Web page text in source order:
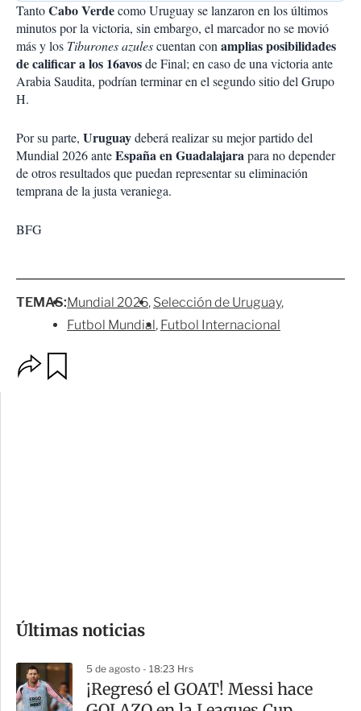
TantoCabo Verdecomo Uruguay se lanzaron en los últimos
minutos por la victoria, sin embargo, el marcador no se movió
más y los Tiburones azulescuentan con amplias posibilidades
de calificar a los 16avosde Final; en caso de una victoria ante
Arabia Saudita, podrían terminar en el segundo sitio del Grupo
H.
Por su parte, Uruguaydeberá realizar su mejor partido del
Mundial 2026 anteEspaña en Guadalajarapara no depender
de otros resultados que puedan representar su eliminación
temprana de la justa veraniega.
BFG
TEMAS:Mundial 2026 Selección de Uruguay
Futbol Mundial Futbol Internacional
p
m
a
r
Últimas noticias
5 de agosto - 18:23 Hrs
¡Regresó el GOAT! Messi hace